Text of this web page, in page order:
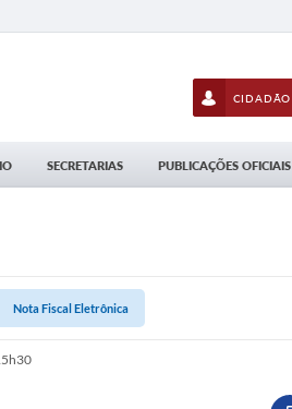
CIDADÃO
SECRETARIAS PUBLICAÇÕES OFICIAIS
Nota Fiscal Eletrônica